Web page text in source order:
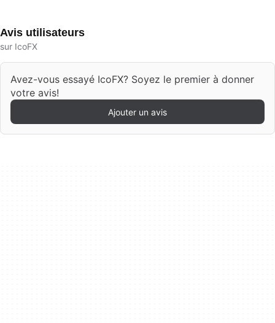
Avis utilisateurs
sur IcoFX
Avez-vous essayé IcoFX? Soyez le premier à donner
votre avis!
Ajouter un avis